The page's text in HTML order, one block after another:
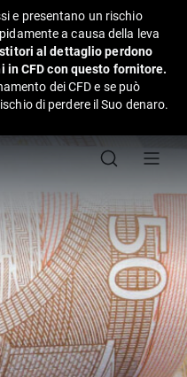
e presentano un rischio
a causa della leva
al dettaglio perdono
CFD con questo fornitore.
dei CFD e se può
di perdere il Suo denaro.